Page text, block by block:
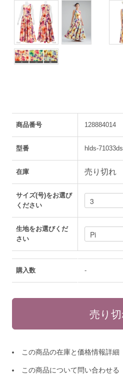
商品番号 128884014
型番 hlds-71033ds
在庫 売り切れ
サイズ(号)をお選び
ください
生地をお選びくだ
さい
購入数 -
この商品の在庫と価格情報詳細
この商品について問い合わせる